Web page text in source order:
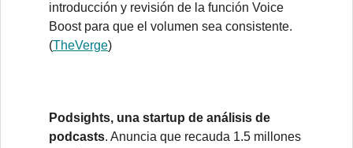
introducción y revisión de la función Voice
Boost para que el volumen sea consistente.
(TheVerge)
Podsights, una startup de análisis de
podcasts. Anuncia que recauda 1.5 millones